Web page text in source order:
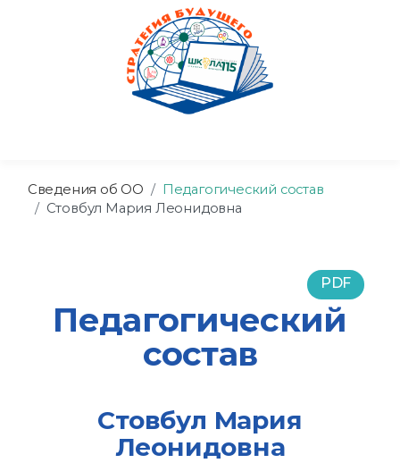
Сведения об ОО
Педагогический состав
Стовбул Мария Леонидовна
PDF
Педагогический
состав
Стовбул Мария
Леонидовна